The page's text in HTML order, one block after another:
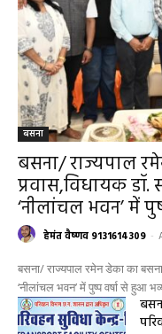
बसना
बसना/ राज्यपाल
प्रवास,विधायक
‘नीलांचल भवन’ में
हेमंत वैष्णव 9131614309 -
बसना/ राज्यपाल रमेन डेका का
‘नीलांचल भवन’ में पुष्प वर्षा से हुआ